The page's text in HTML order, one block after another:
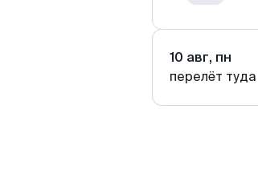
10 авг, пн
перелёт туда